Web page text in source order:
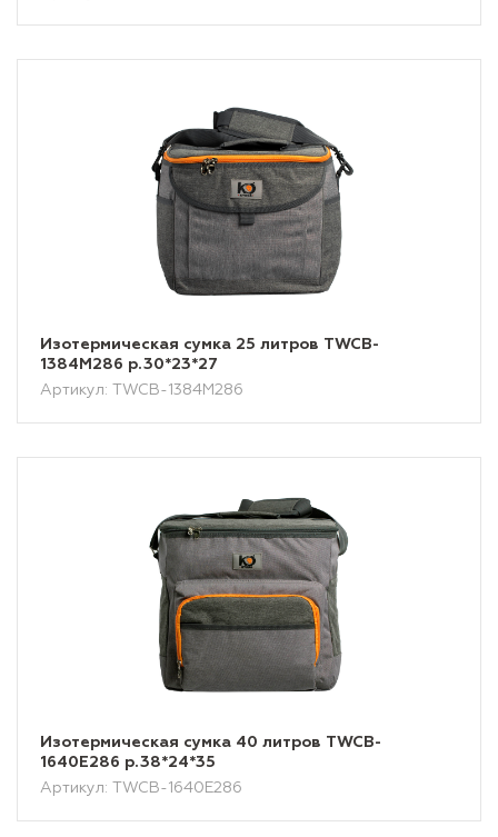
Изотермическая сумка 25 литров TWCB-
1384M286 р.30*23*27
Артикул: TWCB-1384M286
Изотермическая сумка 40 литров TWCB-
1640E286 р.38*24*35
Артикул: TWCB-1640E286